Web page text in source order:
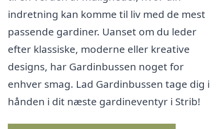
indretning kan komme til liv med de mest
passende gardiner. Uanset om du leder
efter klassiske, moderne eller kreative
designs, har Gardinbussen noget for
enhver smag. Lad Gardinbussen tage dig i
hånden i dit næste gardineventyr i Strib!